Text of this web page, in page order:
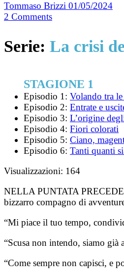
Tommaso Brizzi 01/05/2024
2 Comments
Serie: La crisi
STAGIONE 1
Episodio 1: Volando tra
Episodio 2: Entrate e
Episodio 3: L’origine
Episodio 4: Fiori colorati
Episodio 5: Ciano,
Episodio 6: Tanti quanti
Visualizzazioni: 164
NELLA PUNTATA
bizzarro compagno di
“Mi piace il tuo tempo,
“Scusa non intendo, siamo già
“Come sempre non capisci, e